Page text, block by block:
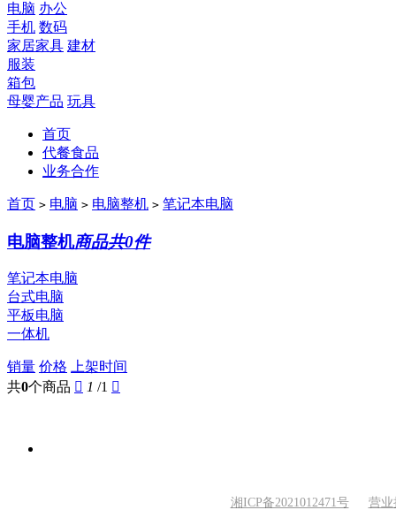
电脑 办公
手机 数码
家居家具 建材
服装
箱包
母婴产品 玩具
首页
代餐食品
业务合作
首页 > 电脑 > 电脑整机 > 笔记本电脑
电脑整机商品共0件
笔记本电脑
台式电脑
平板电脑
一体机
销量 价格 上架时间
共0个商品  1 /1 
湘ICP备2021012471号 营业